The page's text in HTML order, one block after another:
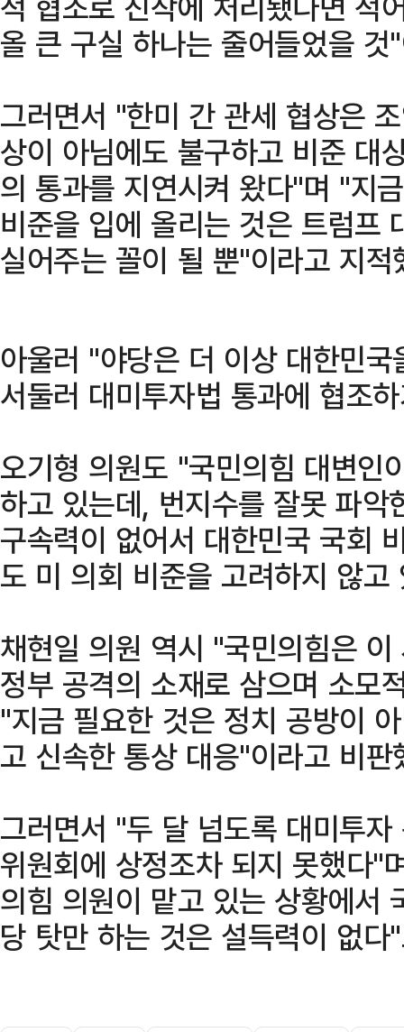
올 큰 구실 하나는 줄어들었을 것
그러면서 "한미 간 관세 협상은
상이 아님에도 불구하고 비준 대
의 통과를 지연시켜 왔다"며 "지
비준을 입에 올리는 것은 트럼프
실어주는 꼴이 될 뿐"이라고 지적
아울러 "야당은 더 이상 대한민
서둘러 대미투자법 통과에 협조
오기형 의원도 "국민의힘 대변인
하고 있는데, 번지수를 잘못 파
구속력이 없어서 대한민국 국회
도 미 의회 비준을 고려하지 않
채현일 의원 역시 "국민의힘은
정부 공격의 소재로 삼으며 소모
"지금 필요한 것은 정치 공방이
고 신속한 통상 대응"이라고 비판
그러면서 "두 달 넘도록 대미투
위원회에 상정조차 되지 못했다"
의힘 의원이 맡고 있는 상황에서
당 탓만 하는 것은 설득력이 없다